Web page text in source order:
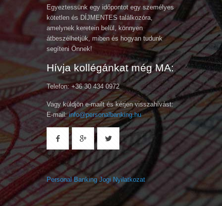
Egyeztessünk egy időpontot egy személyes
kötetlen és DÍJMENTES találkozóra,
amelynek keretein belül, könnyen
átbeszélhetjük, miben és hogyan tudunk
segíteni Önnek!
Hívja kollégánkat még MA:
Telefon: +36 30 434 0972
Vagy küldjön e-mailt és kérjen visszahívást:
E-mail:info@personalbanking.hu
Personal Banking Jogi Nyilatkozat